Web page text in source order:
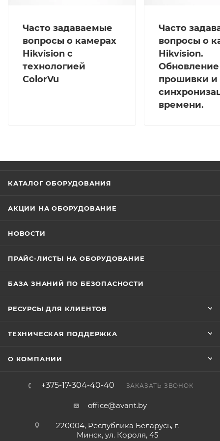
Часто задаваемые
вопросы о камерах
Hikvision с
технологией
ColorVu
Часто
вопросы о
Hikvision.
Обновление
прошивки и
времени.
КАТАЛОГ ОБОРУДОВАНИЯ
АКЦИИ НА ОБОРУДОВАНИЕ
НОВОСТИ
ПРАЙС-ЛИСТЫ НА ОБОРУДОВАНИЕ
БАЗА ЗНАНИЙ ПО БЕЗОПАСНОСТИ
РЕСУРСЫ ДЛЯ КЛИЕНТОВ
ТЕХНИЧЕСКАЯ ПОДДЕРЖКА
О КОМПАНИИ
+375-17-304-40-40 ЗАКАЗАТЬ ЗВОНОК
office@avant.by
220004, Республика Беларусь, г.
Минск, ул. Короля, 45